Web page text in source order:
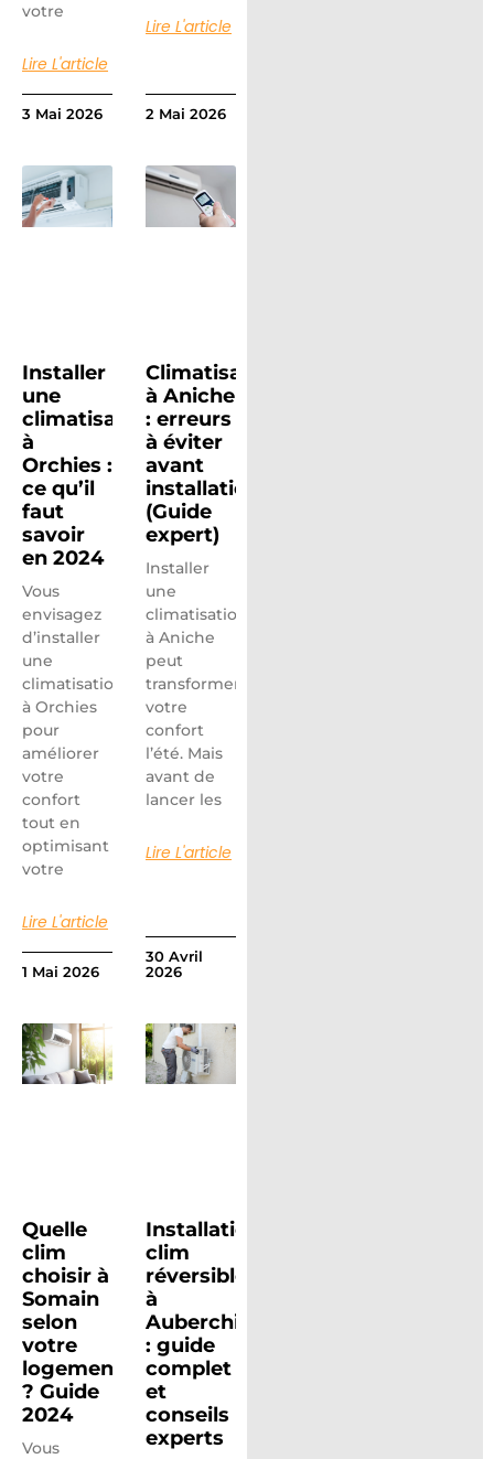
votre
Lire L'article
3 Mai 2026
Lire L'article
2 Mai 2026
Installer
une
climatisation
à
Orchies :
ce qu’il
faut
savoir
en 2024
Vous
envisagez
d’installer
une
climatisation
à Orchies
pour
améliorer
votre
confort
tout en
optimisant
votre
Lire L'article
1 Mai 2026
Climatisation
à Aniche
: erreurs
à éviter
avant
installation
(Guide
expert)
Installer
une
climatisation
à Aniche
peut
transformer
votre
confort
l’été. Mais
avant de
lancer les
Lire L'article
30 Avril
2026
Quelle
clim
choisir à
Somain
selon
votre
logement
? Guide
2024
Vous
Installation
clim
réversible
à
Auberchicourt
: guide
complet
et
conseils
experts